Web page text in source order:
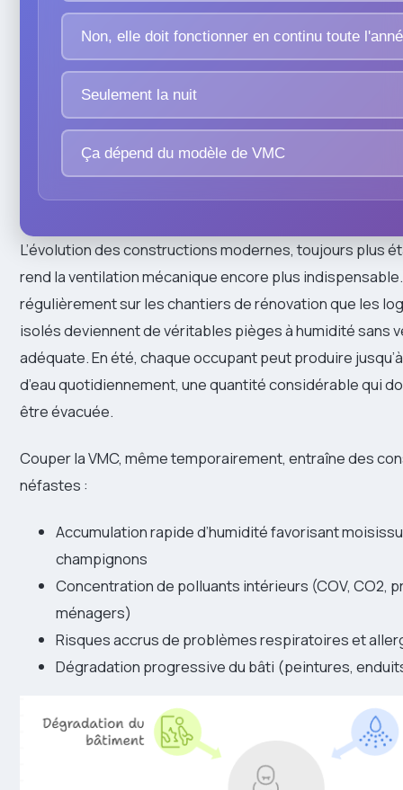
Non, elle doit fonctionner en continu toute
Seulement la nuit
Ça dépend du modèle de VMC
L’évolution des constructions modernes, toujours plus
rend la ventilation mécanique encore plus
régulièrement sur les chantiers de rénovation que les
isolés deviennent de véritables pièges à humidité sans
adéquate. En été, chaque occupant peut produire
d’eau quotidiennement, une quantité considérable qui
être évacuée.
Couper la VMC, même temporairement, entraîne des
néfastes :
Accumulation rapide d’humidité favorisant
champignons
Concentration de polluants intérieurs (COV, CO2,
ménagers)
Risques accrus de problèmes respiratoires et
Dégradation progressive du bâti (peintures,